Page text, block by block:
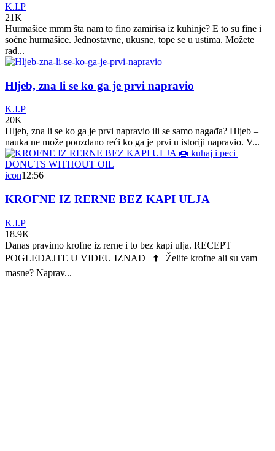
K.I.P
21K
Hurmašice mmm šta nam to fino zamirisa iz kuhinje? E to su fine i
sočne hurmašice. Jednostavne, ukusne, tope se u ustima. Možete
rad...
Hljeb, zna li se ko ga je prvi napravio
K.I.P
20K
Hljeb, zna li se ko ga je prvi napravio ili se samo nagađa? Hljeb –
nauka ne može pouzdano reći ko ga je prvi u istoriji napravio. V...
icon12:56
KROFNE IZ RERNE BEZ KAPI ULJA
K.I.P
18.9K
Danas pravimo krofne iz rerne i to bez kapi ulja. RECEPT
POGLEDAJTE U VIDEU IZNAD ⬆️ Želite krofne ali su vam
masne? Naprav...